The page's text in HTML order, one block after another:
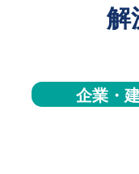
解
企業・